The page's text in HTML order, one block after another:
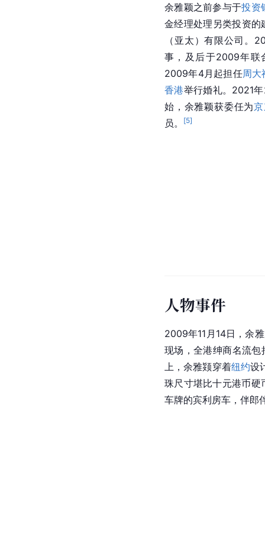
余雅颖之前参与于投资
金经理处理 另类投资的
（亚太）有限公司。
事，及后于2009年联
2009年4月起担任周大
香港举行婚礼。2021
始，余雅颖获委任为
员。
[5]
人物事件
2009年11月14日，余
现场，全港绅商名流包
上，余雅颎穿着纽约设
珠尺寸堪比十元港币硬
车牌的宾利房车，伴郎